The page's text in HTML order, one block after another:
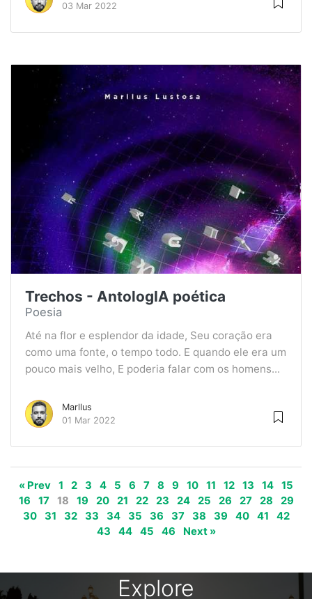
03 Mar 2022
Trechos - AntologIA poética
Poesia
Até na flor e esplendor da idade, Seu coração era
como uma fonte, o tempo todo. E quando ele era um
pouco mais velho, E poderia falar com os homens...
Marllus
01 Mar 2022
« Prev 1 2 3 4 5 6 7 8 9 10 11 12 13 14
15
16
17 18 19 20 21 22 23 24 25 26 27 28
29
30
31 32 33 34 35 36 37 38 39 40 41
42
43
44 45 46 Next »
Explore